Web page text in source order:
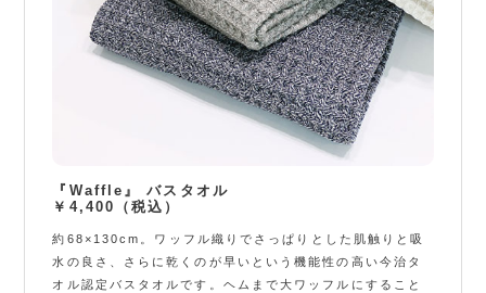
『Waffle』 バスタオル
￥4,400（税込）
約68×130cm。ワッフル織りでさっぱりとした肌触りと吸
水の良さ、さらに乾くのが早いという機能性の高い今治タ
オル認定バスタオルです。ヘムまで大ワッフルにすること